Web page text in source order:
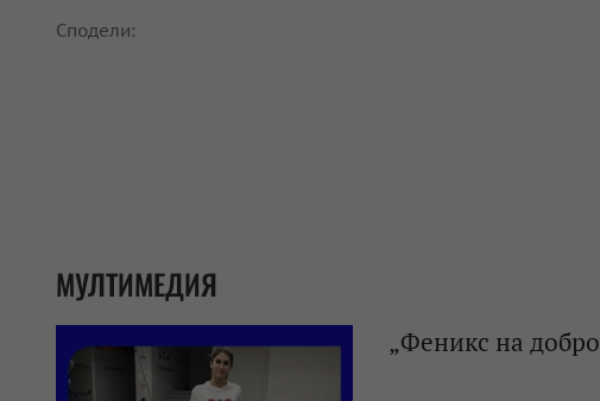
Сподели:
МУЛТИМЕДИЯ
„Феникс на